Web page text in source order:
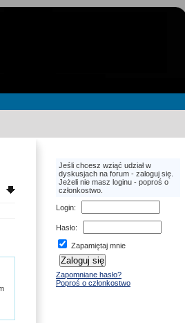
Jeśli chcesz wziąć udział w
dyskusjach na forum - zaloguj się.
Jeżeli nie masz loginu - poproś o
członkostwo.
Login:
Hasło:
Zapamiętaj mnie
Zapomniane hasło?
Poproś o członkostwo